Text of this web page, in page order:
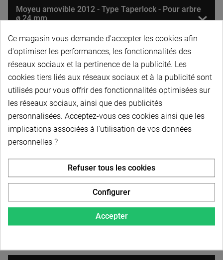
Moyeu amovible 2012 - Type Taperlock - Pour arbre
ø 24 mm
Moyeu amovible 2012 - Type Taperlock - Pour arbre
ø 25 mm
Moyeu amovible 2012 - Type Taperlock - Pour arbre
ø 1" pouce (25,4 mm) - Clavetage normalisé 6,35 mm
Moyeu amovible 2012 - Type Taperlock - Pour arbre
ø 28 mm
Moyeu amovible 2012 - Type Taperlock - Pour arbre
Moyeu amovible 2012 - Type Taperlock - Pour arbre
Ce magasin vous demande d'accepter les cookies afin
d'optimiser les performances, les fonctionnalités des
réseaux sociaux et la pertinence de la publicité. Les
cookies tiers liés aux réseaux sociaux et à la publicité sont
utilisés pour vous offrir des fonctionnalités optimisées sur
les réseaux sociaux, ainsi que des publicités
personnalisées. Acceptez-vous ces cookies ainsi que les
implications associées à l'utilisation de vos données
personnelles ?
Accepter
Refuser tous les cookies
Configurer